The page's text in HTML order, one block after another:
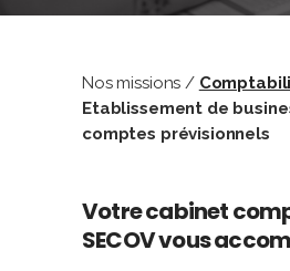
Nos missions /
Etablissement de
comptes prévisionnels
Votre cabinet
SECOV vous